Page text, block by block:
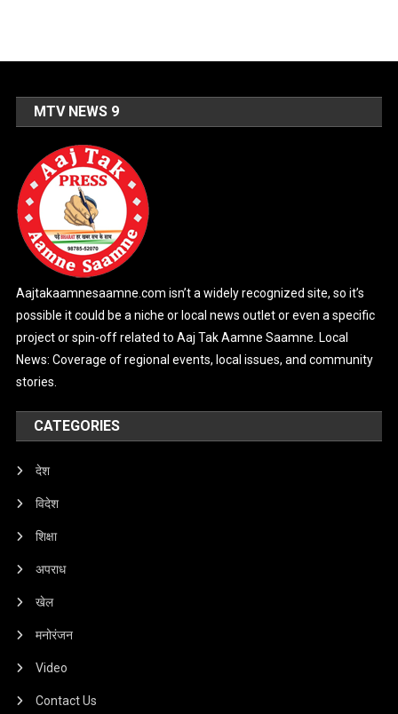
MTV NEWS 9
Aajtakaamnesaamne.com isn’t a widely recognized site, so it’s
possible it could be a niche or local news outlet or even a specific
project or spin-off related to Aaj Tak Aamne Saamne. Local
News: Coverage of regional events, local issues, and community
stories.
CATEGORIES
देश
विदेश
शिक्षा
अपराध
खेल
मनोरंजन
Video
Contact Us